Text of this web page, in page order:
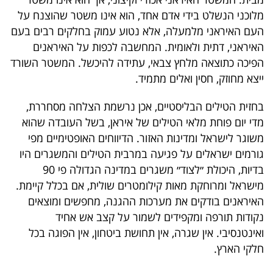
פרסמו
באייס
עקבו
אחרינו:
מלוכני הנשלט בידי אדם אחד, הוא אינו משטר שהוצנח על
העם האיראני מלמעלה, אלא נטוע עמוק בחלקים רבים בעם
האיראני, דתית ולאומית. המחשבה לכפות על האיראנים
הפיכה כתוצאה מלחץ צבאי, עתידה להיכשל. המשטר השורד
ייצא מחוזק, חסין ואלים מתמיד.
בחזית הטילים הבליסטיים, אכן נרשמת הצלחה מסחררת,
מדי יום פוחת מלאי הטילים של איראן, בשל העובדה שהוא
משוגר לישראל ומדינות האזור. הדיווחים האופטימיים מפי
גורמים ישראלים על פגיעה במרבית הטילים והמשגרים היו
בדיות, היכולת ״לצוד״ משגרים במדינה הגדולה פי 90
מישראל ומרוחקת מאות קילומטרים שולית, אם בכלל קיימת.
האיראנים בודקים את מערכות ההגנה, מחפשים ומוצאים
נקודות תורפה ומקפידים לשמור על קצב אש אחיד
ואינטנסיבי. אין שגרה, אין תחושת ביטחון, אין הפוגה בכל
חלקי הארץ.